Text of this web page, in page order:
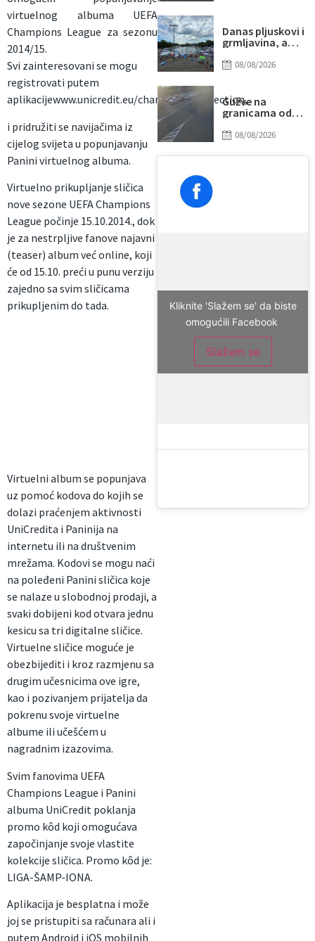
virtuelnog albuma UEFA
Champions League za sezonu
2014/15.
Svi zainteresovani se mogu
registrovati putem
aplikacijewww.unicredit.eu/champions/collection,
i pridružiti se navijačima iz
cijelog svijeta u popunjavanju
Panini virtuelnog albuma.
Virtuelno prikupljanje sličica
nove sezone UEFA Champions
League počinje 15.10.2014., dok
je za nestrpljive fanove najavni
(teaser) album već online, koji
će od 15.10. preći u punu verziju
zajedno sa svim sličicama
prikupljenim do tada.
Virtuelni album se popunjava
uz pomoć kodova do kojih se
dolazi praćenjem aktivnosti
UniCredita i Paninija na
internetu ili na društvenim
mrežama. Kodovi se mogu naći
na poleđeni Panini sličica koje
se nalaze u slobodnoj prodaji, a
svaki dobijeni kod otvara jednu
kesicu sa tri digitalne sličice.
Virtuelne sličice moguće je
obezbijediti i kroz razmjenu sa
drugim učesnicima ove igre,
kao i pozivanjem prijatelja da
pokrenu svoje virtuelne
albume ili učešćem u
nagradnim izazovima.
Svim fanovima UEFA
Champions League i Panini
albuma UniCredit poklanja
promo kôd koji omogućava
započinjanje svoje vlastite
kolekcije sličica. Promo kôd je:
LIGA-ŠAMP-IONA.
Aplikacija je besplatna i može
joj se pristupiti sa računara ali i
putem Android i iOS mobilnih
biciklistu
Danas pljuskovi i
grmljavina, a
toplotni talas
08/08/2026
Gužve na
granicama od
Duga
izlazu iz BiH, evo
08/08/2026
Kliknite 'Slažem se' da biste
omogućili Facebook
Slažem se